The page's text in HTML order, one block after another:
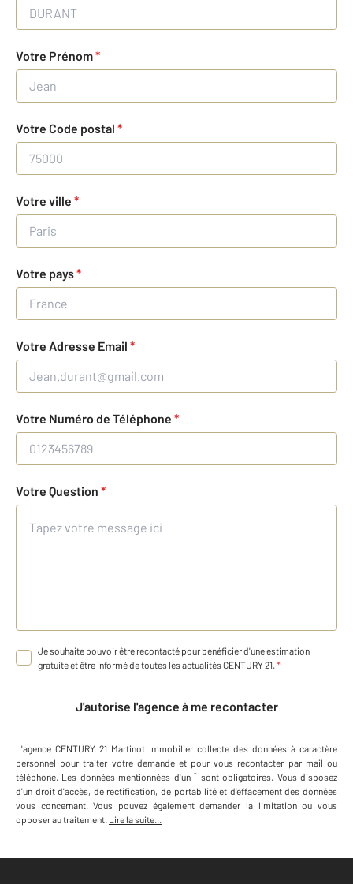
Votre Prénom*
Votre Code postal *
Votre ville *
Votre pays*
Votre Adresse Email *
Votre Numéro de Téléphone *
Votre Question *
Je souhaite pouvoir être recontacté pour bénéficier d'une estimation
gratuite et être informé de toutes les actualités CENTURY 21. *
J'autorise l'agence à me recontacter
L'agence CENTURY 21 Martinot Immobilier collecte des données à caractère
personnel pour traiter votre demande et pour vous recontacter par mail ou
téléphone. Les données mentionnées d'un * sont obligatoires. Vous disposez
d'un droit d'accès, de rectification, de portabilité et d'effacement des données
vous concernant. Vous pouvez également demander la limitation ou vous
opposer au traitement. Lire la suite...